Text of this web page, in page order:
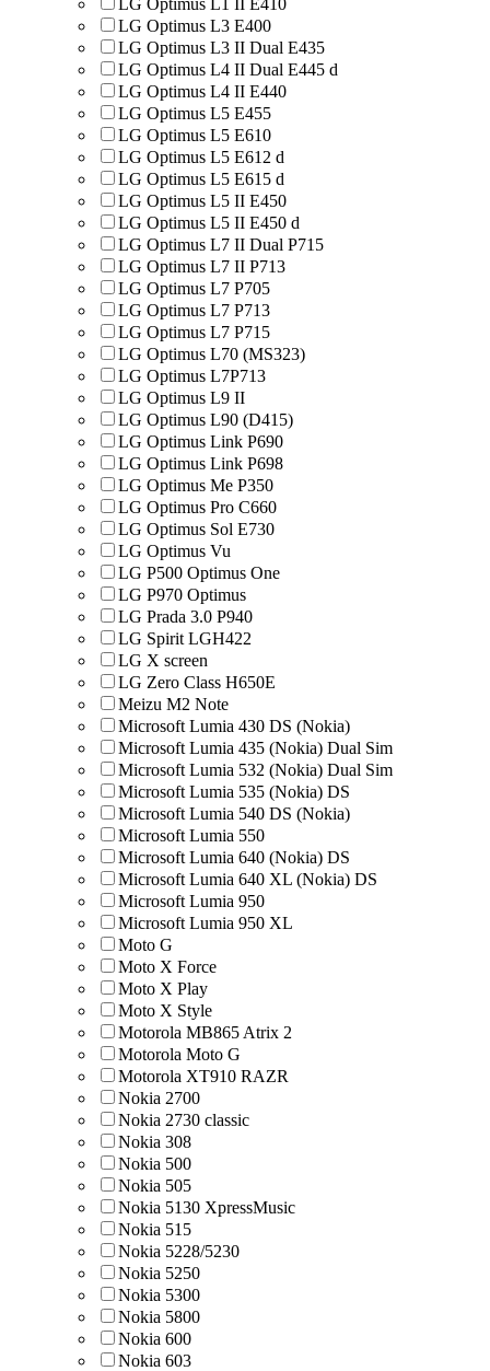
LG Optimus L3 E400
LG Optimus L3 II Dual E435
LG Optimus L4 II Dual E445 d
LG Optimus L4 II E440
LG Optimus L5 E455
LG Optimus L5 E610
LG Optimus L5 E612 d
LG Optimus L5 E615 d
LG Optimus L5 II E450
LG Optimus L5 II E450 d
LG Optimus L7 II Dual P715
LG Optimus L7 II P713
LG Optimus L7 P705
LG Optimus L7 P713
LG Optimus L7 P715
LG Optimus L70 (MS323)
LG Optimus L7P713
LG Optimus L9 II
LG Optimus L90 (D415)
LG Optimus Link P690
LG Optimus Link P698
LG Optimus Me P350
LG Optimus Pro C660
LG Optimus Sol E730
LG Optimus Vu
LG P500 Optimus One
LG P970 Optimus
LG Prada 3.0 P940
LG Spirit LGH422
LG X screen
LG Zero Class H650E
Meizu M2 Note
Microsoft Lumia 430 DS (Nokia)
Microsoft Lumia 435 (Nokia) Dual Sim
Microsoft Lumia 532 (Nokia) Dual Sim
Microsoft Lumia 535 (Nokia) DS
Microsoft Lumia 540 DS (Nokia)
Microsoft Lumia 550
Microsoft Lumia 640 (Nokia) DS
Microsoft Lumia 640 XL (Nokia) DS
Microsoft Lumia 950
Microsoft Lumia 950 XL
Moto G
Moto X Force
Moto X Play
Moto X Style
Motorola MB865 Atrix 2
Motorola Moto G
Motorola XT910 RAZR
Nokia 2700
Nokia 2730 classic
Nokia 308
Nokia 500
Nokia 505
Nokia 5130 XpressMusic
Nokia 515
Nokia 5228/5230
Nokia 5250
Nokia 5300
Nokia 5800
Nokia 600
Nokia 603